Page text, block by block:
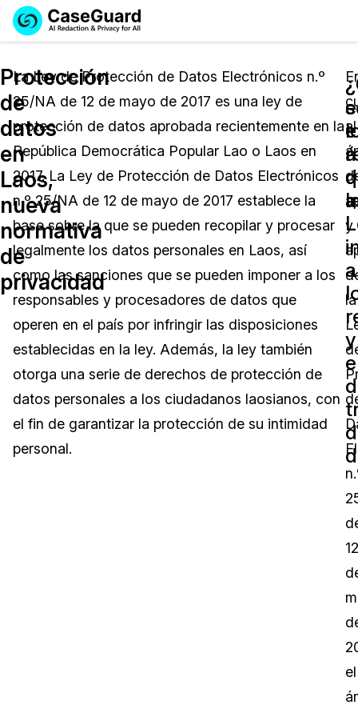
Licencia de CaseGuard Studio
Precios de Redacción a Pedido
Soluciones
Redacción de vídeos
Redacción de documentos
Redacción de audio
Redacción de imágenes
Transcripción y Traducción
Industrias
Cuerpos Policiales
Transportación
Educación
El Gobierno
Servicios Financieros
Precios
Recursos
Artículos
Casos Practicos
Videoteca
Eventos
Demo
English
Español
Protección
de
datos
en
Laos,
nueva
normativa
de
privacidad
La Ley de Protección de Datos Electrónicos n.º
25/NA de 12 de mayo de 2017 es una ley de
protección de datos aprobada recientemente en la
República Democrática Popular Lao o Laos en
2017. La Ley de Protección de Datos Electrónicos
n.º 25/NA de 12 de mayo de 2017 establece la
base sobre la que se pueden recopilar y procesar
legalmente los datos personales en Laos, así
como las sanciones que se pueden imponer a los
responsables y procesadores de datos que
operen en el país por infringir las disposiciones
establecidas en la ley. Además, la ley también
otorga una serie de derechos de protección de
datos personales a los ciudadanos laosianos, con
el fin de garantizar la protección de su intimidad
personal.
al
y
la
12
el
a
y